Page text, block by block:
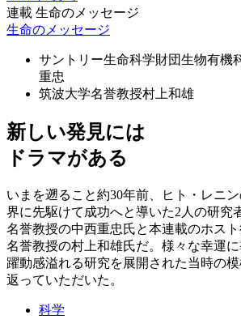
連載 生命のメッセージ
生命のメッセージ
サントリー生命科学財団生物有機
重忠
筑波大学名誉教授村上和雄
新しい発見には
ドラマがある
いまを遡ること約30年前、ヒト・レニ
界に先駆けて成功へと導いた2人の研究
名誉教授の中西重忠氏と本連載のホス
名誉教授の村上和雄氏だ。様々な幸運
躍動感溢れる研究を展開された当時の
返っていただいた。
科学